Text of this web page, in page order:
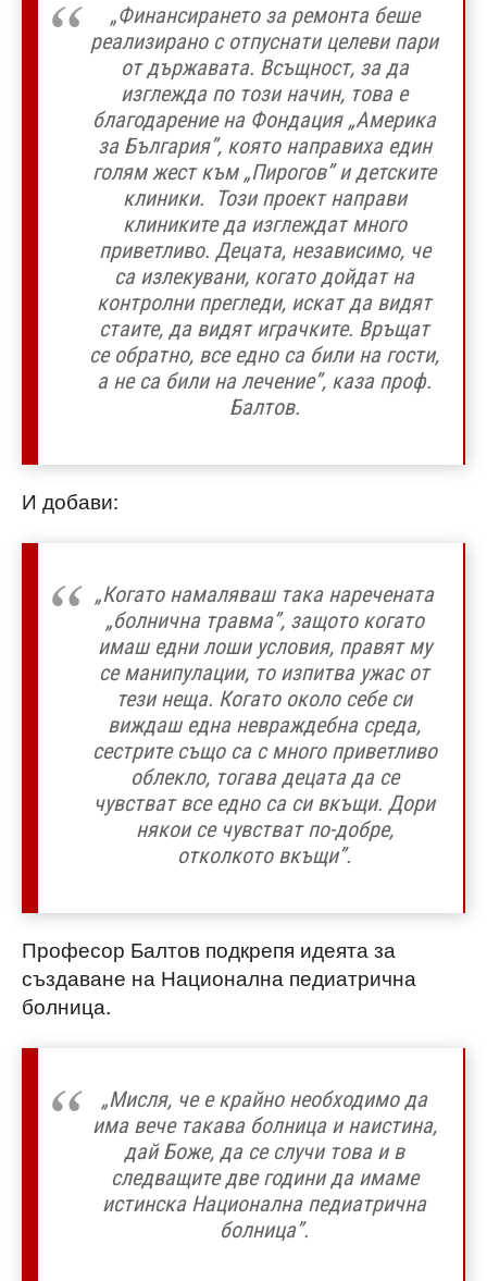
„Финансирането за ремонта беше
реализирано с отпуснати целеви пари
от държавата. Всъщност, за да
изглежда по този начин, това е
благодарение на Фондация „Америка
за България”, която направиха един
голям жест към „Пирогов” и детските
клиники. Този проект направи
клиниките да изглеждат много
приветливо. Децата, независимо, че
са излекувани, когато дойдат на
контролни прегледи, искат да видят
стаите, да видят играчките. Връщат
се обратно, все едно са били на гости,
а не са били на лечение”, каза проф.
Балтов.
И добави:
„Когато намаляваш така наречената
„болнична травма”, защото когато
имаш едни лоши условия, правят му
се манипулации, то изпитва ужас от
тези неща. Когато около себе си
виждаш една невраждебна среда,
сестрите също са с много приветливо
облекло, тогава децата да се
чувстват все едно са си вкъщи. Дори
някои се чувстват по-добре,
отколкото вкъщи”.
Професор Балтов подкрепя идеята за
създаване на Национална педиатрична
болница.
„Мисля, че е крайно необходимо да
има вече такава болница и наистина,
дай Боже, да се случи това и в
следващите две години да имаме
истинска Национална педиатрична
болница”.